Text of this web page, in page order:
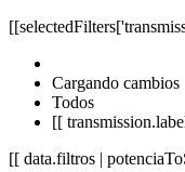
Cargando cambios
Todos
[[
[[ data.filtros |